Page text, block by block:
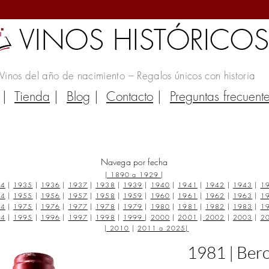
VINOS HISTÓRICOS
Vinos del año de nacimiento – Regalos únicos con historia
| Tienda | Blog | Contacto | Preguntas
Navega por fecha
| 1890 a 1929 |
| 1935 | 1936 | 1937 | 1938 | 1939 | 1940 | 1941 | 1942 | 1943 |
| 1955 | 1956 | 1957 | 1958 | 1959 | 1960 | 1961 | 1962 | 1963 |
| 1975 | 1976 | 1977 | 1978 | 1979 | 1980 | 1981 | 1982 | 1983 |
| 1995 | 1996 | 1997 | 1998 | 1999 | 2000 | 2001 | 2002 | 2003 |
| 2010 | 2011 a 2025 |
1981 |